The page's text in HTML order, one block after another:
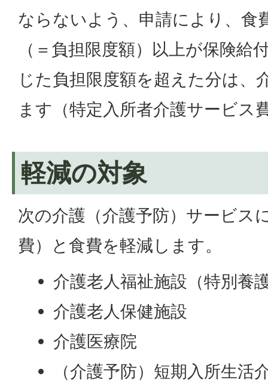
ならないよう、申請により、食
（＝負担限度額）以上が保険給
じた負担限度額を超えた分は、
ます（特定入所者介護サービス
軽減の対象
次の介護（介護予防）サービス
費）と食費を軽減します。
介護老人福祉施設（特別養
介護老人保健施設
介護医療院
（介護予防）短期入所生活